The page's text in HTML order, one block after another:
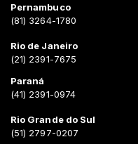
Pernambuco
(81) 3264-1780
Rio de Janeiro
(21) 2391-7675
Paraná
(41) 2391-0974
Rio Grande do Sul
(51) 2797-0207